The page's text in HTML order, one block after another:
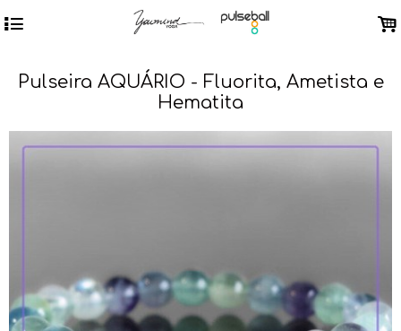
4 .
Pulseira AQUÁRIO - Fluorita, Ametista e
Hematita